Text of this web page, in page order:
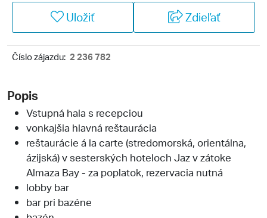
Uložiť Zdieľať
Číslo zájazdu: 2 236 782
Popis
Vstupná hala s recepciou
vonkajšia hlavná reštaurácia
reštaurácie á la carte (stredomorská, orientálna,
ázijská) v sesterských hoteloch Jaz v zátoke
Almaza Bay - za poplatok, rezervacia nutná
lobby bar
bar pri bazéne